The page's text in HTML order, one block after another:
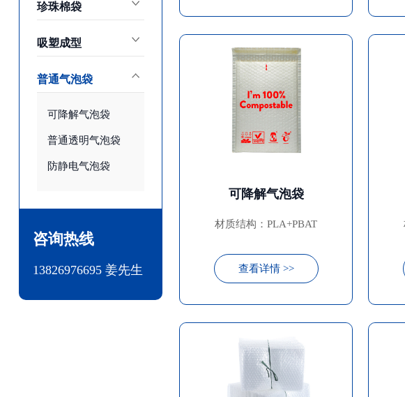
珍珠棉袋
吸塑成型
普通气泡袋
可降解气泡袋
普通透明气泡袋
防静电气泡袋
咨询热线
13826976695 姜先生
可降解气泡袋
材质结构：PLA+PBAT
查看详情 >>